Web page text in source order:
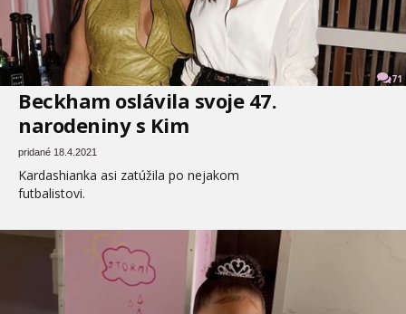
71
Beckham oslávila svoje 47.
narodeniny s Kim
pridané 18.4.2021
Kardashianka asi zatúžila po nejakom
futbalistovi.